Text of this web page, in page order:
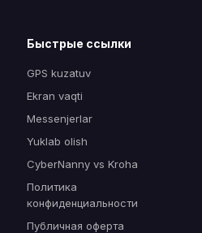
Быстрые ссылки
GPS kuzatuv
Ekran vaqti
Messenjerlar
Yuklab olish
CyberNanny vs Kroha
Политика
конфиденциальности
Публичная оферта